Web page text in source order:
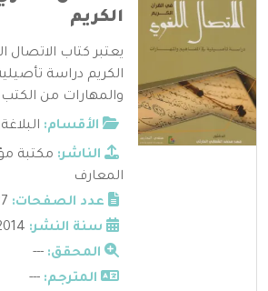
الكريم
يعتبر كتاب الاتصال
الكريم دراسة
والمهارات من الكتب
الأقسام: البلاغة
الناشر: مكتبة
المعارف
عدد الصفحات:
سنة النشر:
المحقق: ---
المترجم: ---